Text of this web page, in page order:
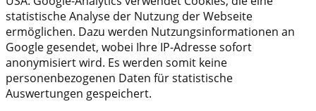
statistische Analyse der Nutzung der Webseite
ermöglichen. Dazu werden Nutzungsinformationen an
Google gesendet, wobei Ihre IP-Adresse sofort
anonymisiert wird. Es werden somit keine
personenbezogenen Daten für statistische
Auswertungen gespeichert.